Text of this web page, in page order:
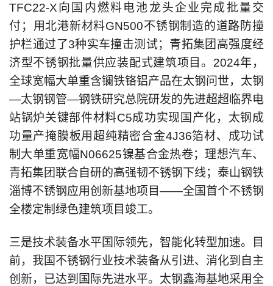
TFC22-X向国内燃料电池龙头企业完成批量交
付；用北港新材料GN500不锈钢制造的道路防撞
护栏通过了3种实车撞击测试；青拓集团高强度经
济型不锈钢批量供应装配式建筑项目。2024年，
全球宽幅大单重含镧铁铬铝产品在太钢问世，太钢
—太钢钢管—钢铁研究总院研发的先进超超临界电
站锅炉关键部件材料C5成功实现国产化，太钢成
功量产掩膜板用超纯精密合金4J36箔材、成功试
制大单重宽幅N06625镍基合金热卷；理想汽车、
青拓集团联合自研的高强韧不锈钢下线；泰山钢铁
淄博不锈钢应用创新基地项目——全国首个不锈钢
全楼定制绿色建筑项目竣工。
三是技术装备水平国际领先，智能化转型加速。目
前，我国不锈钢行业技术装备从引进、消化到自主
创新，已达到国际先进水平。太钢鑫海基地采用全